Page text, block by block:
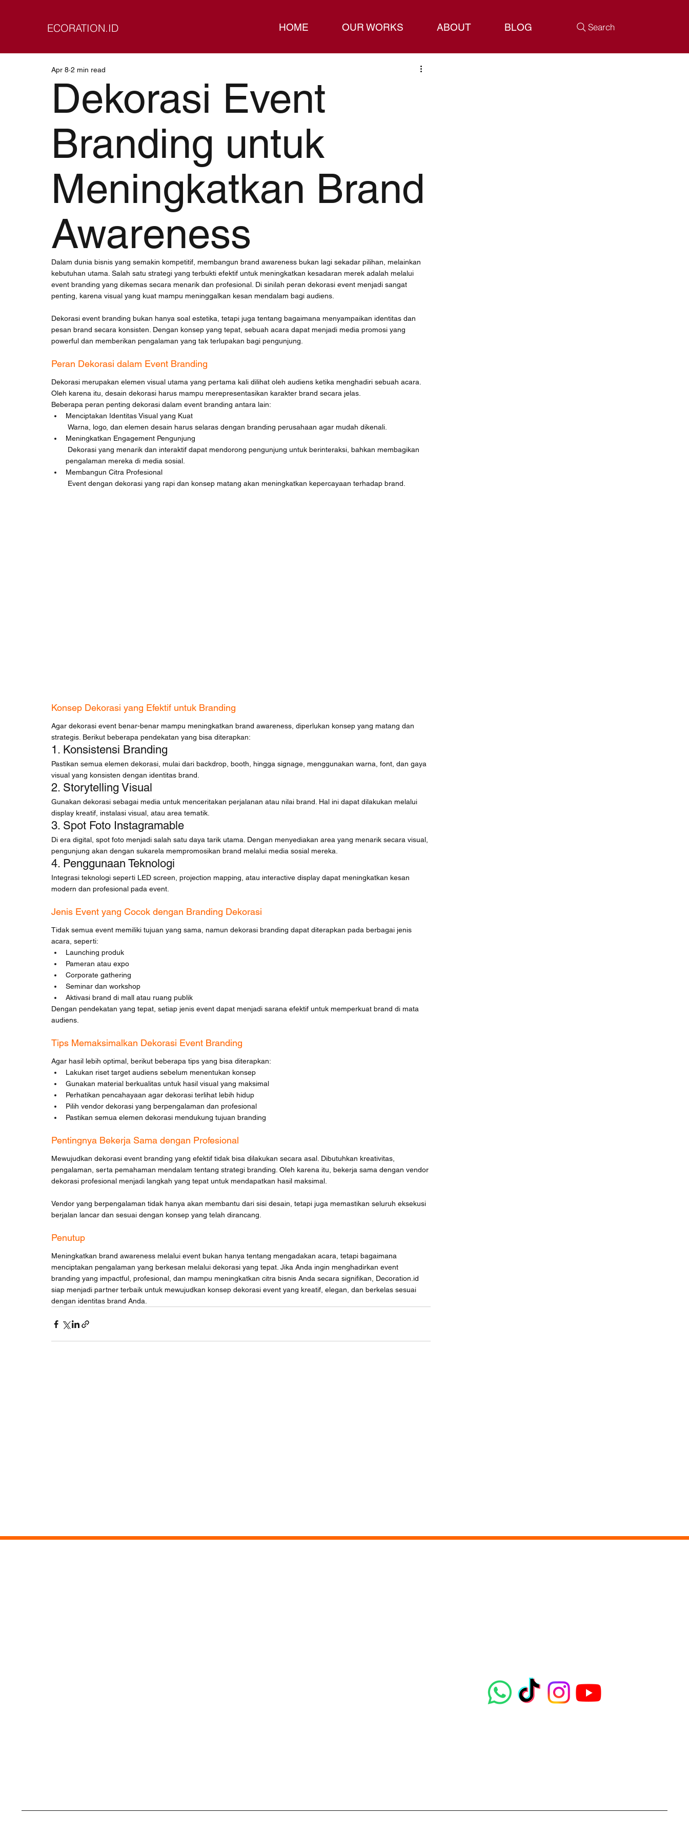
ECORATION.ID HOME OUR WORKS ABOUT BLOG Search
Dekorasi Event
Branding untuk
Meningkatkan Brand
Awareness
Apr 8 2 min read
Dalam dunia bisnis yang semakin kompetitif, membangun brand awareness bukan lagi sekadar pilihan, melainkan
kebutuhan utama. Salah satu strategi yang terbukti efektif untuk meningkatkan kesadaran merek adalah melalui
event branding yang dikemas secara menarik dan profesional. Di sinilah peran dekorasi event menjadi sangat
penting, karena visual yang kuat mampu meninggalkan kesan mendalam bagi audiens.
Dekorasi event branding bukan hanya soal estetika, tetapi juga tentang bagaimana menyampaikan identitas dan
pesan brand secara konsisten. Dengan konsep yang tepat, sebuah acara dapat menjadi media promosi yang
powerful dan memberikan pengalaman yang tak terlupakan bagi pengunjung.
Peran Dekorasi dalam Event Branding
Dekorasi merupakan elemen visual utama yang pertama kali dilihat oleh audiens ketika menghadiri sebuah acara.
Oleh karena itu, desain dekorasi harus mampu merepresentasikan karakter brand secara jelas.
Beberapa peran penting dekorasi dalam event branding antara lain:
Menciptakan Identitas Visual yang Kuat
Warna, logo, dan elemen desain harus selaras dengan branding perusahaan agar mudah dikenali.
Meningkatkan Engagement Pengunjung
pengalaman mereka di media sosial.
Membangun Citra Profesional
Event dengan dekorasi yang rapi dan konsep matang akan meningkatkan kepercayaan terhadap brand.
Konsep Dekorasi yang Efektif untuk Branding
Agar dekorasi event benar-benar mampu meningkatkan brand awareness, diperlukan konsep yang matang dan
strategis. Berikut beberapa pendekatan yang bisa diterapkan:
1. Konsistensi Branding
Pastikan semua elemen dekorasi, mulai dari backdrop, booth, hingga signage, menggunakan warna, font, dan gaya
visual yang konsisten dengan identitas brand.
2. Storytelling Visual
Gunakan dekorasi sebagai media untuk menceritakan perjalanan atau nilai brand. Hal ini dapat dilakukan melalui
display kreatif, instalasi visual, atau area tematik.
3. Spot Foto Instagramable
Di era digital, spot foto menjadi salah satu daya tarik utama. Dengan menyediakan area yang menarik secara visual,
pengunjung akan dengan sukarela mempromosikan brand melalui media sosial mereka.
4. Penggunaan Teknologi
Integrasi teknologi seperti LED screen, projection mapping, atau interactive display dapat meningkatkan kesan
modern dan profesional pada event.
Jenis Event yang Cocok dengan Branding Dekorasi
Tidak semua event memiliki tujuan yang sama, namun dekorasi branding dapat diterapkan pada berbagai jenis
acara, seperti:
Launching produk
Pameran atau expo
Corporate gathering
Seminar dan workshop
Aktivasi brand di mall atau ruang publik
Dengan pendekatan yang tepat, setiap jenis event dapat menjadi sarana efektif untuk memperkuat brand di mata
audiens.
Tips Memaksimalkan Dekorasi Event Branding
Agar hasil lebih optimal, berikut beberapa tips yang bisa diterapkan:
Lakukan riset target audiens sebelum menentukan konsep
Gunakan material berkualitas untuk hasil visual yang maksimal
Perhatikan pencahayaan agar dekorasi terlihat lebih hidup
Pilih vendor dekorasi yang berpengalaman dan profesional
Pastikan semua elemen dekorasi mendukung tujuan branding
Pentingnya Bekerja Sama dengan Profesional
Mewujudkan dekorasi event branding yang efektif tidak bisa dilakukan secara asal. Dibutuhkan kreativitas,
pengalaman, serta pemahaman mendalam tentang strategi branding. Oleh karena itu, bekerja sama dengan vendor
dekorasi profesional menjadi langkah yang tepat untuk mendapatkan hasil maksimal.
Vendor yang berpengalaman tidak hanya akan membantu dari sisi desain, tetapi juga memastikan seluruh eksekusi
berjalan lancar dan sesuai dengan konsep yang telah dirancang.
Penutup
Meningkatkan brand awareness melalui event bukan hanya tentang mengadakan acara, tetapi bagaimana
menciptakan pengalaman yang berkesan melalui dekorasi yang tepat. Jika Anda ingin menghadirkan event
branding yang impactful, profesional, dan mampu meningkatkan citra bisnis Anda secara signifikan, Decoration.id
siap menjadi partner terbaik untuk mewujudkan konsep dekorasi event yang kreatif, elegan, dan berkelas sesuai
dengan identitas brand Anda.